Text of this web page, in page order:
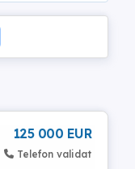
125 000 EUR
Telefon validat